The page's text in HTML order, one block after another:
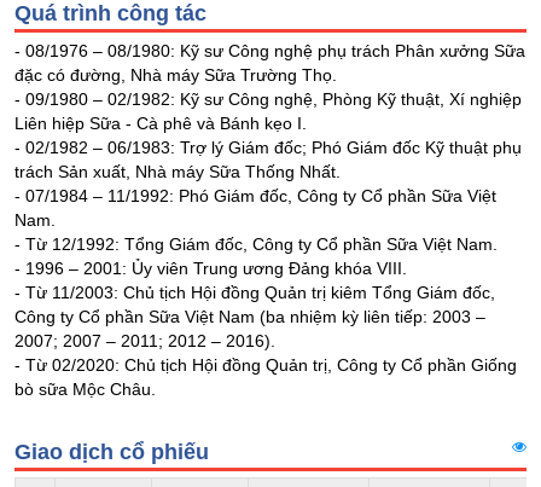
Quá trình công tác
- 08/1976 – 08/1980: Kỹ sư Công nghệ phụ trách Phân xưởng Sữa
đặc có đường, Nhà máy Sữa Trường Thọ.
- 09/1980 – 02/1982: Kỹ sư Công nghệ, Phòng Kỹ thuật, Xí nghiệp
Liên hiệp Sữa - Cà phê và Bánh kẹo I.
- 02/1982 – 06/1983: Trợ lý Giám đốc; Phó Giám đốc Kỹ thuật phụ
trách Sản xuất, Nhà máy Sữa Thống Nhất.
- 07/1984 – 11/1992: Phó Giám đốc, Công ty Cổ phần Sữa Việt
Nam.
- Từ 12/1992: Tổng Giám đốc, Công ty Cổ phần Sữa Việt Nam.
- 1996 – 2001: Ủy viên Trung ương Đảng khóa VIII.
- Từ 11/2003: Chủ tịch Hội đồng Quản trị kiêm Tổng Giám đốc,
Công ty Cổ phần Sữa Việt Nam (ba nhiệm kỳ liên tiếp: 2003 –
2007; 2007 – 2011; 2012 – 2016).
- Từ 02/2020: Chủ tịch Hội đồng Quản trị, Công ty Cổ phần Giống
bò sữa Mộc Châu.
Giao dịch cổ phiếu
CÔNG
NGHỆ
THÔNG
TIN
DỊCH
VỤ
THÔNG
ÍCH